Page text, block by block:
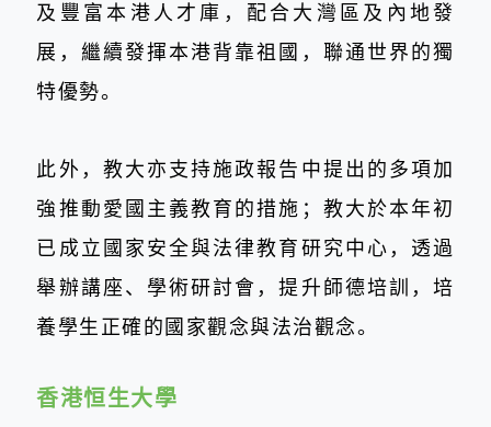
及豐富本港人才庫，配合大灣區及內地發
展，繼續發揮本港背靠祖國，聯通世界的獨
特優勢。
此外，教大亦支持施政報告中提出的多項加
強推動愛國主義教育的措施；教大於本年初
已成立國家安全與法律教育研究中心，透過
舉辦講座、學術研討會，提升師德培訓，培
養學生正確的國家觀念與法治觀念。
香港恒生大學